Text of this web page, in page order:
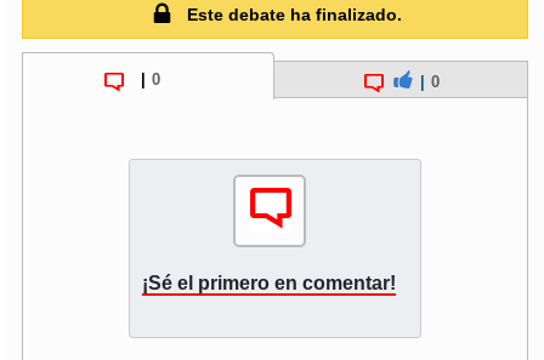
Este debate ha finalizado.
0 0
¡Sé el primero en comentar!